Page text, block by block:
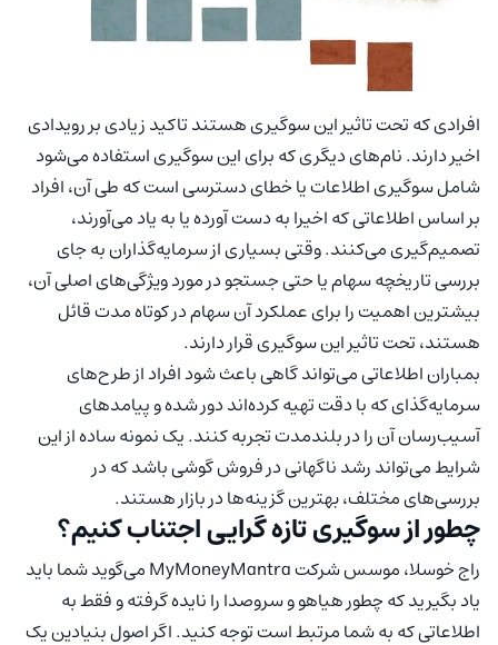
افرادی که تحت تاثیر این سوگیری هستند تاکید زیادی بر رویدادی
اخیر دارند. نام‌های دیگری که برای این سوگیری استفاده می‌شود
شامل سوگیری اطلاعات یا خطای دسترسی است که طی آن، افراد
بر اساس اطلاعاتی که اخیرا به دست آورده یا به یاد می‌آورند،
تصمیم‌گیری می‌کنند. وقتی بسیاری از سرمایه‌گذاران به جای
بررسی تاریخچه سهام یا حتی جستجو در مورد ویژگی‌های اصلی آن،
بیشترین اهمیت را برای عملکرد آن سهام در کوتاه مدت قائل‌
هستند، تحت تاثیر این سوگیری قرار دارند.
بمباران اطلاعاتی می‌تواند گاهی باعث شود افراد از طرح‌های
سرمایه‌گذای که با دقت تهیه کرده‌اند دور شده و پیامدهای
آسیب‌رسان آن را در بلندمدت تجربه کنند. یک نمونه ساده از این
شرایط می‌تواند رشد ناگهانی در فروش گوشی باشد که در
بررسی‌های مختلف، بهترین گزینه‌ها در بازار هستند.
چطور از سوگیری تازه گرایی اجتناب کنیم؟
راج خوسلا، موسس شرکت MyMoneyMantra می‌گوید شما باید
یاد بگیرید که چطور هیاهو و سروصدا را نایده گرفته و فقط به
اطلاعاتی که به شما مرتبط است توجه کنید. اگر اصول بنیادین یک